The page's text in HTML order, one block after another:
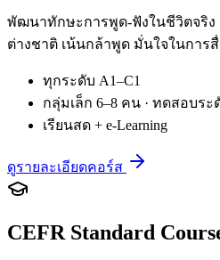
พัฒนาทักษะการพูด-ฟังในชีวิตจริง
ต่างชาติ เน้นกล้าพูด มั่นใจในการ
ทุกระดับ A1–C1
กลุ่มเล็ก 6–8 คน · ทดสอบระ
เรียนสด + e-Learning
ดูรายละเอียดคอร์ส
CEFR Standard